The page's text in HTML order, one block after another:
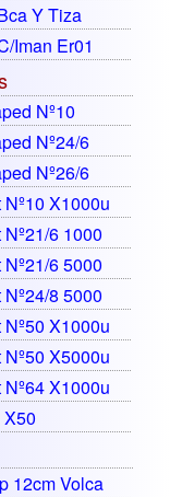
Y Tiza
iman Er01
Nº10
Nº24/6
Nº26/6
X1000u
6 1000
6 5000
8 5000
X1000u
X5000u
X1000u
12cm Volca